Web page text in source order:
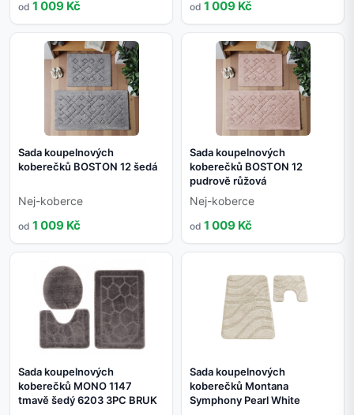
od 1 009 Kč od 1 009 Kč
Sada koupelnových
koberečků BOSTON 12 šedá
Nej-koberce
od 1 009 Kč
Sada koupelnových
koberečků BOSTON 12
pudrově růžová
Nej-koberce
od 1 009 Kč
Sada koupelnových
koberečků MONO 1147
tmavě šedý 6203 3PC BRUK
Sada koupelnových
koberečků Montana
Symphony Pearl White